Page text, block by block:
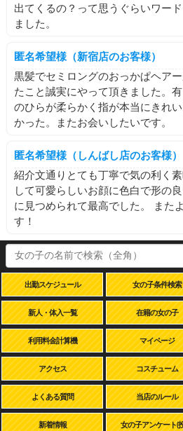
出てくるの？って思うぐらいワー
ました。
匿名希望様（新宿店のお客様）
黒髪でセミロングのおっかぱヘア
たこと誠実にやって頂きました。
のひらが柔らかく指が本当にきれ
かった。またお会いしたいです。
匿名希望様（しんばし店のお客様）
紹介文通りとても丁寧で気の利く
して可愛らしいお顔に色白で形の
に見つめられて最高でした。 また
す！
出勤スケジュール 女の子条件検索
新人・体入一覧 在籍の女の子
利用料金計算機 マイページ
アクセス コスチューム
よくある質問 当店のルール
新着情報 女の子アンケート(